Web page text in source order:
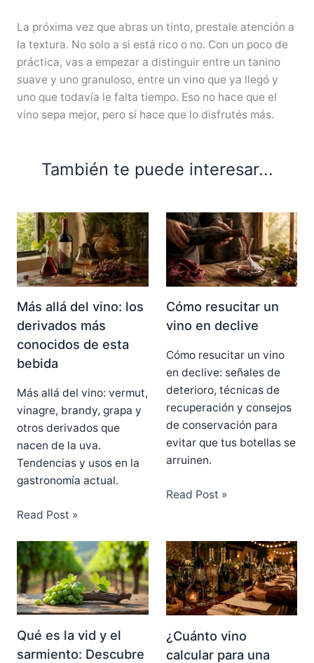
La próxima vez que abras un tinto, prestale atención a
la textura. No solo a si está rico o no. Con un poco de
práctica, vas a empezar a distinguir entre un tanino
suave y uno granuloso, entre un vino que ya llegó y
uno que todavía le falta tiempo. Eso no hace que el
vino sepa mejor, pero sí hace que lo disfrutés más.
También te puede interesar...
Más allá del vino: los
derivados más
conocidos de esta
bebida
Más allá del vino: vermut,
vinagre, brandy, grapa y
otros derivados que
nacen de la uva.
Tendencias y usos en la
gastronomía actual.
Read Post »
Cómo resucitar un
vino en declive
Cómo resucitar un vino
en declive: señales de
deterioro, técnicas de
recuperación y consejos
de conservación para
evitar que tus botellas se
arruinen.
Read Post »
Qué es la vid y el
sarmiento: Descubre
¿Cuánto vino
calcular para una